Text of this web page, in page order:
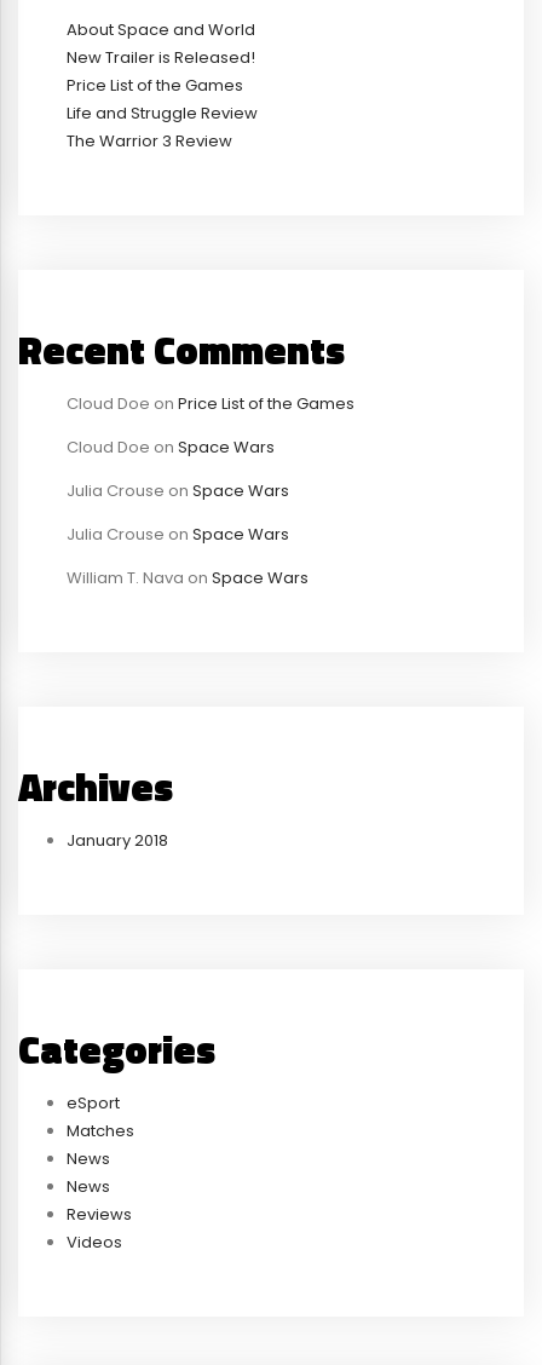
About Space and World
New Trailer is Released!
Price List of the Games
Life and Struggle Review
The Warrior 3 Review
Recent Comments
Cloud Doe on Price List of the Games
Cloud Doe on Space Wars
Julia Crouse on Space Wars
Julia Crouse on Space Wars
William T. Nava on Space Wars
Archives
January 2018
Categories
eSport
Matches
News
News
Reviews
Videos